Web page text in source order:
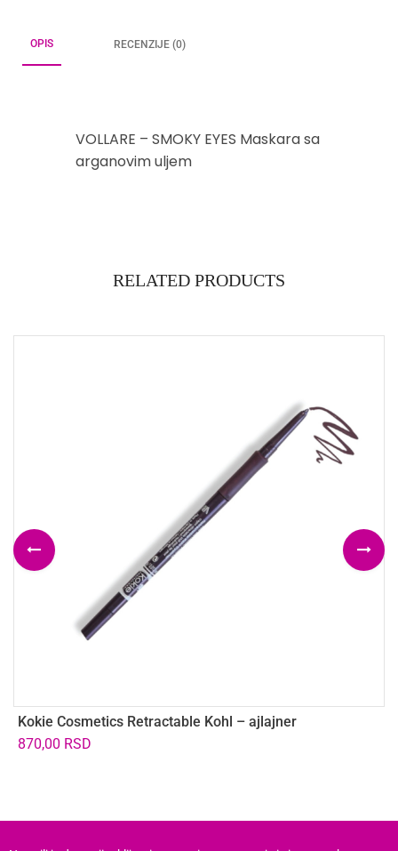
OPIS RECENZIJE (0)
VOLLARE – SMOKY EYES Maskara sa
arganovim uljem
RELATED PRODUCTS
Kokie Cosmetics Retractable Kohl – ajlajner
870,00 RSD